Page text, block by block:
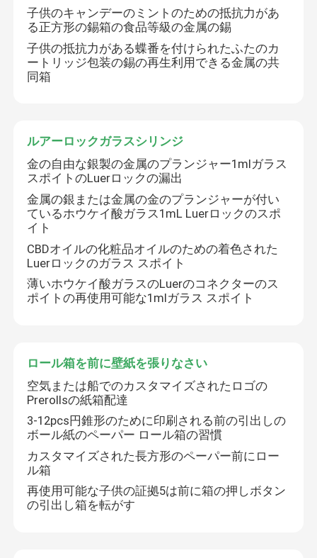
家
プロダクト
動画
子供のキャンデーのミントのための抵抗力があ
る正方形の錫箱の食品等級の金属の錫
子供の抵抗力がある蝶番を付けられたふたのカ
ートリッジ包装の錫の再生利用できる金属の共
同箱
ルアーロックガラスシリンジ
金の自由な銀製の金属のプランジャー1mlガラス
スポイトのLuerロックの漏出
金属の銀または金属の金のプランジャーが付い
ているホウケイ酸ガラス1mL Luerロックのスポ
イト
CBDオイルの化粧品オイルのための着色された
Luerロックのガラス スポイト
薄いホウケイ酸ガラスのLuerのコネクターのス
ポイトの再使用可能な1mlガラス スポイト
ロール箱を前に壁紙を張りなさい
空気または船でのカスタマイズされたロゴの
Prerollsの紙箱配達
3-12pcs円錐形のために印刷される前の引出しの
ボール紙のペーパー ロール箱の習慣
カスタマイズされた長方形のペーパー前にロー
ル箱
再使用可能な子供の証拠5は前に箱の押しボタン
の引出し箱を転がす